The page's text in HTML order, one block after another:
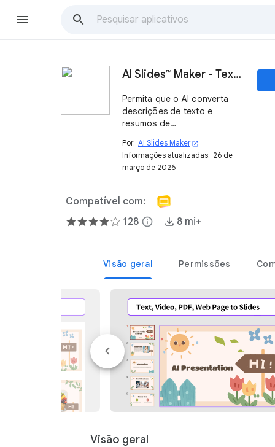
AI Slides™ Maker - Texto, Vídeo, PDF para Slides™
Permita que o AI converta
descrições de texto e
resumos de
em Slides visualmente
atraentes em segundos.
Por: AI Slides Maker open_in_new
Informações atualizadas: 26 de
março de 2026
Compatível com:
128 info 8 mi+
Visão geral Permissões
Visão geral